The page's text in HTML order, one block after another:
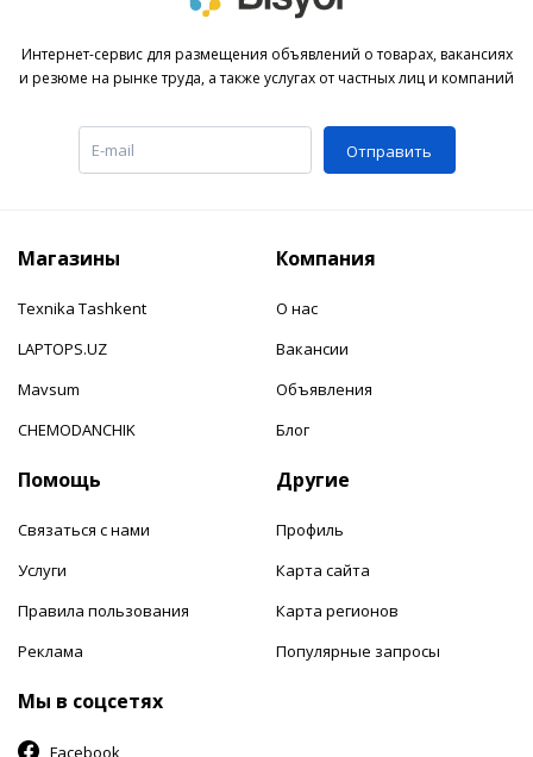
Интернет-сервис для размещения объявлений о товарах, вакансиях
и резюме на рынке труда, а также услугах от частных лиц и компаний
Отправить
Магазины
Texnika Tashkent
LAPTOPS.UZ
Mavsum
CHEMODANCHIK
Компания
О нас
Вакансии
Объявления
Блог
Помощь
Связаться с нами
Услуги
Правила пользования
Реклама
Другие
Профиль
Карта сайта
Карта регионов
Популярные запросы
Мы в соцсетях
Facebook